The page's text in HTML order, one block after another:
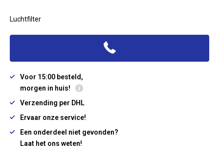
Luchtfilter
Voor 15:00 besteld,
morgen in huis!
Verzending per DHL
Ervaar onze service!
Een onderdeel niet gevonden?
Laat het ons weten!